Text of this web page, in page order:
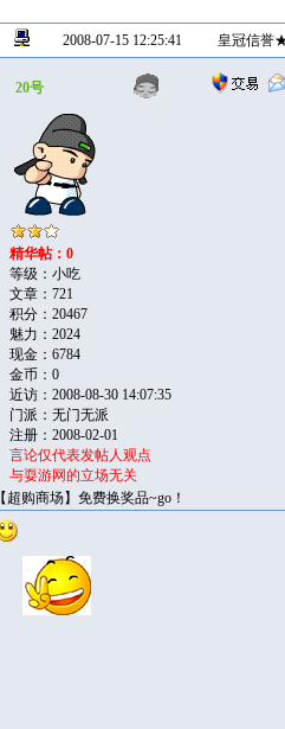
2008-07-15 12:25:41 皇冠信誉
20号
精华帖：0
等级：小吃
文章：721
积分：20467
魅力：2024
现金：6784
金币：0
近访：2008-08-30 14:07:35
门派：无门无派
注册：2008-02-01
言论仅代表发帖人观点
与耍游网的立场无关
【超购商场】免费换奖品~go！